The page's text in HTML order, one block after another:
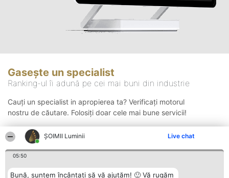
ȘOIMII Luminii Live chat
05:50
Bună, suntem încântați să vă ajutăm! 🙂 Vă rugăm
Gasește un specialist
Ranking-ul îi adună pe cei mai buni din industrie
Cauți un specialist in apropierea ta? Verificați motorul
nostru de căutare. Folosiți doar cele mai bune servicii!